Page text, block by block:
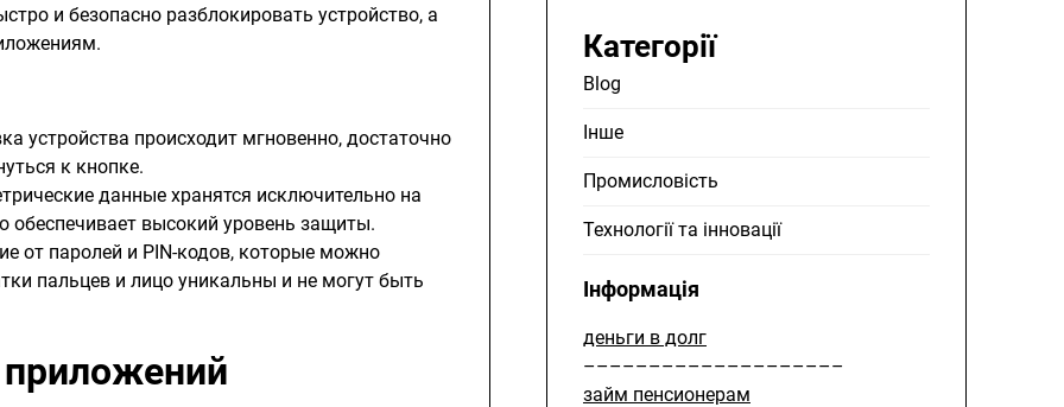
и безопасно разблокировать устройство, а
устройства происходит мгновенно, достаточно
к кнопке.
данные хранятся исключительно на
обеспечивает высокий уровень защиты.
от паролей и PIN-кодов, которые можно
пальцев и лицо уникальны и не могут быть
Категорії
Blog
Інше
Промисловість
Технології та інновації
Інформація
деньги в долг
––––––––––––––––––––
займ пенсионерам